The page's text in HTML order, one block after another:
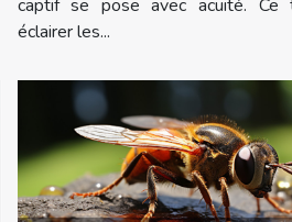
captif se pose avec acuité.
éclairer les...